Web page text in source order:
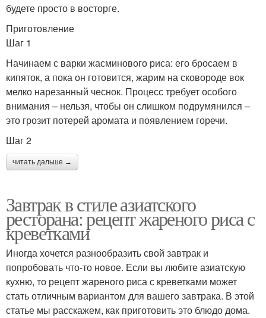
будете просто в восторге.
Приготовление
Шаг 1
Начинаем с варки жасминового риса: его бросаем в
кипяток, а пока он готовится, жарим на сковороде вок
мелко нарезанный чеснок. Процесс требует особого
внимания – нельзя, чтобы он слишком подрумянился –
это грозит потерей аромата и появлением горечи.
Шаг 2
читать дальше →
Завтрак в стиле азиатского
ресторана: рецепт жареного риса с
креветками
Иногда хочется разнообразить свой завтрак и
попробовать что-то новое. Если вы любите азиатскую
кухню, то рецепт жареного риса с креветками может
стать отличным вариантом для вашего завтрака. В этой
статье мы расскажем, как приготовить это блюдо дома.